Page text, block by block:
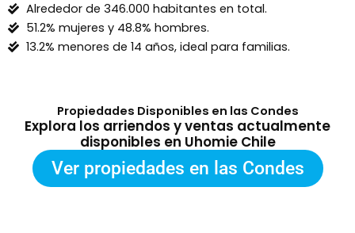
Alrededor de 346.000 habitantes en total.
51.2% mujeres y 48.8% hombres.
13.2% menores de 14 años, ideal para familias.
Propiedades Disponibles en las Condes
Explora los arriendos y ventas actualmente
disponibles en Uhomie Chile
Ver propiedades en las Condes